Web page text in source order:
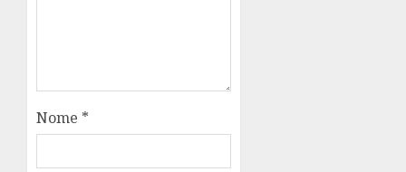
Nome *